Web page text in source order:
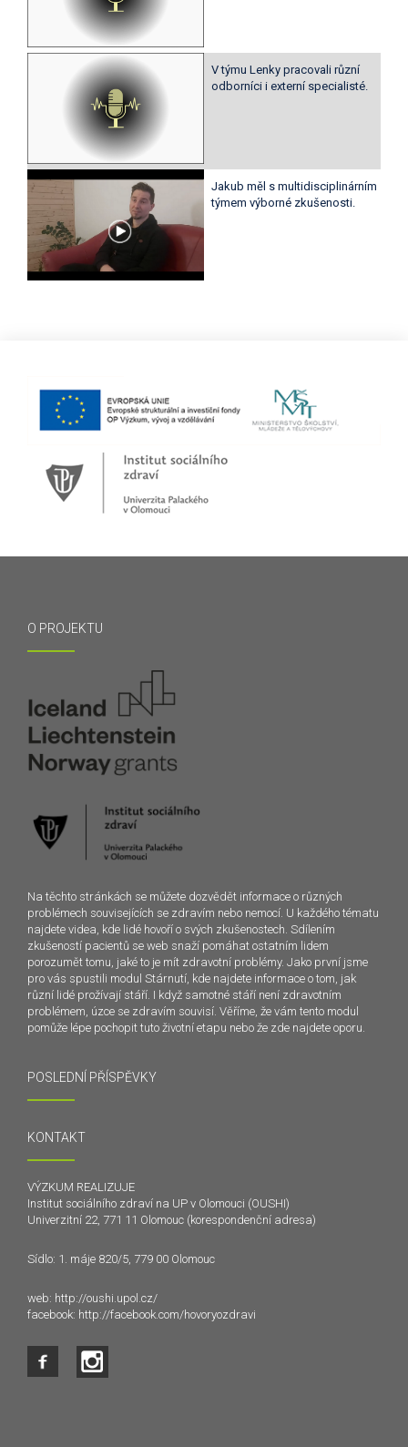
V týmu Lenky pracovali různí
odborníci i externí specialisté.
Jakub měl s multidisciplinárním
týmem výborné zkušenosti.
O PROJEKTU
Na těchto stránkách se můžete dozvědět informace o různých
problémech souvisejících se zdravím nebo nemocí. U každého tématu
najdete videa, kde lidé hovoří o svých zkušenostech. Sdílením
zkušeností pacientů se web snaží pomáhat ostatním lidem
porozumět tomu, jaké to je mít zdravotní problémy. Jako první jsme
pro vás spustili modul Stárnutí, kde najdete informace o tom, jak
různí lidé prožívají stáří. I když samotné stáří není zdravotním
problémem, úzce se zdravím souvisí. Věříme, že vám tento modul
pomůže lépe pochopit tuto životní etapu nebo že zde najdete oporu.
POSLEDNÍ PŘÍSPĚVKY
KONTAKT
VÝZKUM REALIZUJE
Institut sociálního zdraví na UP v Olomouci (OUSHI)
Univerzitní 22, 771 11 Olomouc (korespondenční adresa)
Sídlo: 1. máje 820/5, 779 00 Olomouc
web: http://oushi.upol.cz/
facebook: http://facebook.com/hovoryozdravi